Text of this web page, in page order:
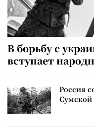
В борьбу с
вступает
Россия
Сумской